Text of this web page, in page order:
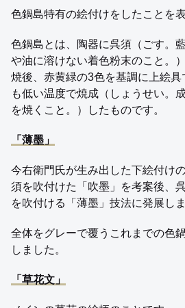
色鍋島特有の絵付けをしたことを
色鍋島とは、陶器に呉須（ごす。
や油に溶けない着色粉末のこと。
焼後、赤黄緑の3色を基調に上絵具
も低い温度で焼成（しょうせい。
を焼くこと。）したものです。
「薄墨」
今右衛門氏が生み出した下絵付け
須を吹付けた「吹墨」を考案後、
を吹付ける「薄墨」技法に発展しま
全体をグレーで覆うこれまでの色
しました。
「草花文」